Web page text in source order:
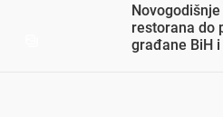
restorana do
građane BiH